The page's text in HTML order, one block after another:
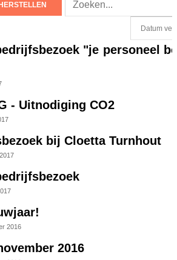
HERSTELLEN
"je personeel
- Uitnodiging CO2
bij Cloetta Turnhout
2016
2016